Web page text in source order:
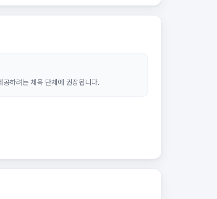
하려는 체육 단체에 권장됩니다.